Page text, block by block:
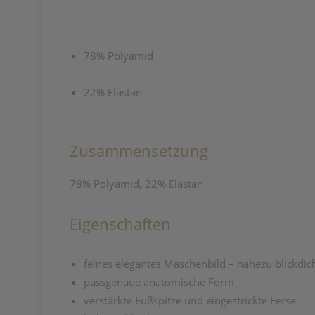
78% Polyamid
22% Elastan
Zusammensetzung
78% Polyamid, 22% Elastan
Eigenschaften
feines elegantes Maschenbild – nahezu
passgenaue anatomische Form
verstärkte Fußspitze und eingestrickte Ferse